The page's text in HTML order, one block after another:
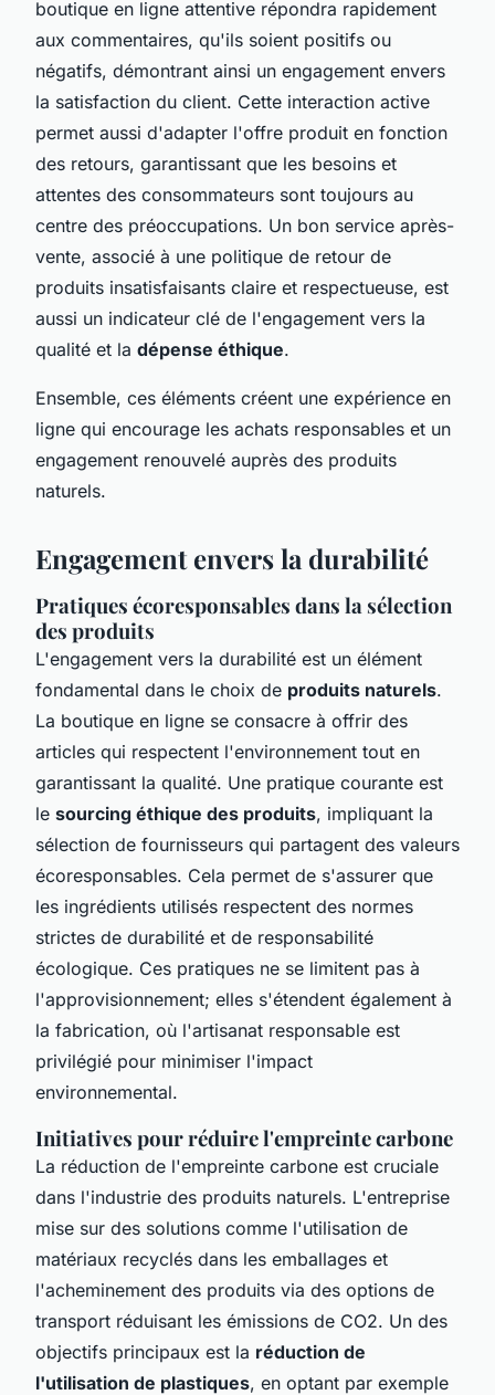
boutique en ligne attentive répondra rapidement
aux commentaires, qu'ils soient positifs ou
négatifs, démontrant ainsi un engagement envers
la satisfaction du client. Cette interaction active
permet aussi d'adapter l'offre produit en fonction
des retours, garantissant que les besoins et
attentes des consommateurs sont toujours au
centre des préoccupations. Un bon service après-
vente, associé à une politique de retour de
produits insatisfaisants claire et respectueuse, est
aussi un indicateur clé de l'engagement vers la
qualité et la dépense éthique.
Ensemble, ces éléments créent une expérience en
ligne qui encourage les achats responsables et un
engagement renouvelé auprès des produits
naturels.
Engagement envers la durabilité
Pratiques écoresponsables dans la sélection
des produits
L'engagement vers la durabilité est un élément
fondamental dans le choix de produits naturels.
La boutique en ligne se consacre à offrir des
articles qui respectent l'environnement tout en
garantissant la qualité. Une pratique courante est
le sourcing éthique des produits, impliquant la
sélection de fournisseurs qui partagent des valeurs
écoresponsables. Cela permet de s'assurer que
les ingrédients utilisés respectent des normes
strictes de durabilité et de responsabilité
écologique. Ces pratiques ne se limitent pas à
l'approvisionnement; elles s'étendent également à
la fabrication, où l'artisanat responsable est
privilégié pour minimiser l'impact
environnemental.
Initiatives pour réduire l'empreinte carbone
La réduction de l'empreinte carbone est cruciale
dans l'industrie des produits naturels. L'entreprise
mise sur des solutions comme l'utilisation de
matériaux recyclés dans les emballages et
l'acheminement des produits via des options de
transport réduisant les émissions de CO2. Un des
objectifs principaux est la réduction de
l'utilisation de plastiques, en optant par exemple